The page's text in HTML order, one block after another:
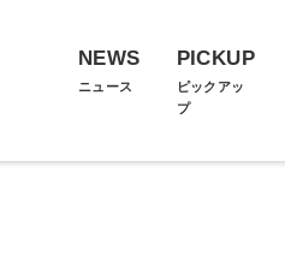
NEWS
ニュース
PICKUP
ピックアッ
プ